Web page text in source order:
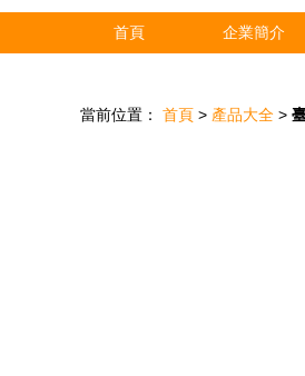
首頁 企業簡介
當前位置： 首頁 > 產品大全 >